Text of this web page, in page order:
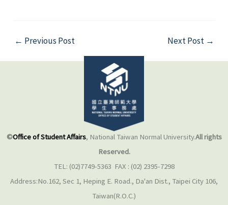
← Previous Post Next Post →
©Office of Student Affairs, National Taiwan Normal University.All rights
Reserved.
TEL: (02)7749-5363 FAX : (02) 2395-7298
Address:No.162, Sec 1, Heping E. Road., Da'an Dist., Taipei City 106,
Taiwan(R.O.C.)